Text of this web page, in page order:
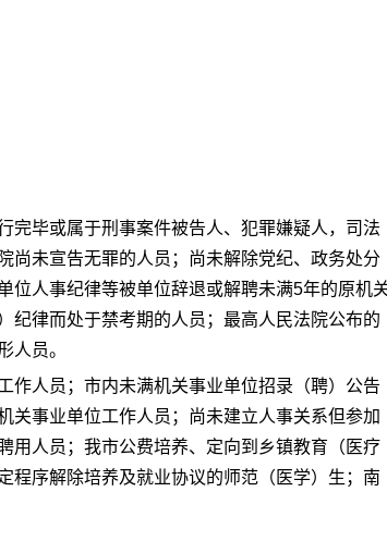
完毕或属于刑事案件被告人、犯罪嫌疑人，司法
尚未宣告无罪的人员；尚未解除党纪、政务处分
位人事纪律等被单位辞退或解聘未满5年的原机
纪律而处于禁考期的人员；最高人民法院公布的
人员。
作人员；市内未满机关事业单位招录（聘）公告
关事业单位工作人员；尚未建立人事关系但参加
用人员；我市公费培养、定向到乡镇教育（医疗
程序解除培养及就业协议的师范（医学）生；南